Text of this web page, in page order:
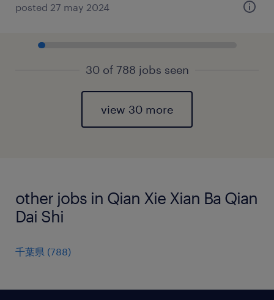
posted 27 may 2024
30 of 788 jobs seen
view 30 more
other jobs in Qian Xie Xian Ba Qian
Dai Shi
千葉県 (788)